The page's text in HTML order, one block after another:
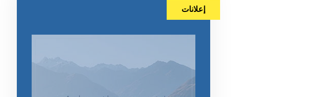
إعلانات